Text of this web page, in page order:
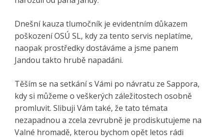
Dnešní kauza tlumočník je evidentním důkazem
poškození OSÚ SL, kdy za tento servis neplatíme,
naopak prostředky dostáváme a jsme panem
Jandou takto hrubě napadáni.
Těším se na setkání s Vámi po návratu ze Sappora,
kdy si můžeme o veškerých záležitostech osobně
promluvit. Slibuji Vám také, že tato témata
nezapadnou a zcela zevrubně je prodiskutujeme na
Valné hromadě, kterou bychom opět letos rádi